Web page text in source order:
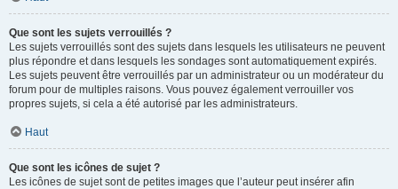
Que sont les sujets verrouillés ?
Les sujets verrouillés sont des sujets dans lesquels les utilisateurs ne peuvent
plus répondre et dans lesquels les sondages sont automatiquement expirés.
Les sujets peuvent être verrouillés par un administrateur ou un modérateur du
forum pour de multiples raisons. Vous pouvez également verrouiller vos
propres sujets, si cela a été autorisé par les administrateurs.
Haut
Que sont les icônes de sujet ?
Les icônes de sujet sont de petites images que l’auteur peut insérer afin